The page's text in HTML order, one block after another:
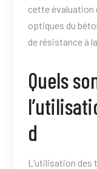
cette évaluation
optiques du
de résistance à
Quels
d
L’utilisation des